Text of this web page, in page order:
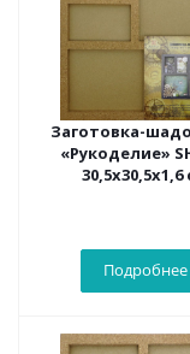
Заготовка-
«Рукоделие»
30,5х30,5х1,6
Подробнее